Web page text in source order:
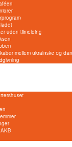
uden tilmelding
mellem ukrainske og